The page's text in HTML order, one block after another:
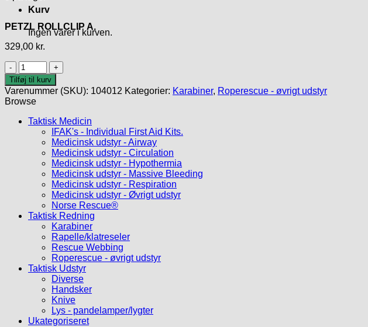
Kurv
Ingen varer i kurven.
PETZL ROLLCLIP A.
329,00 kr.
PETZL
ROLLCLIP
A.
antal
Tilføj til kurv
Varenummer (SKU): 104012 Kategorier: Karabiner, Roperescue - øvrigt udstyr
Browse
Taktisk Medicin
IFAK's - Individual First Aid Kits.
Medicinsk udstyr - Airway
Medicinsk udstyr - Circulation
Medicinsk udstyr - Hypothermia
Medicinsk udstyr - Massive Bleeding
Medicinsk udstyr - Respiration
Medicinsk udstyr - Øvrigt udstyr
Norse Rescue®
Taktisk Redning
Karabiner
Rapelle/klatreseler
Rescue Webbing
Roperescue - øvrigt udstyr
Taktisk Udstyr
Diverse
Handsker
Knive
Lys - pandelamper/lygter
Ukategoriseret